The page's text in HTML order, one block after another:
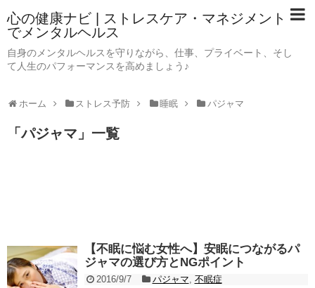
心の健康ナビ | ストレスケア・マネジメント
でメンタルヘルス
自身のメンタルヘルスを守りながら、仕事、プライベート、そし
て人生のパフォーマンスを高めましょう♪
ホーム ストレス予防 睡眠 パジャマ
「パジャマ 」 一覧
【不眠に悩む女性へ】安眠につながるパ
ジャマの選び方とNGポイント
2016/9/7 パジャマ, 不眠症